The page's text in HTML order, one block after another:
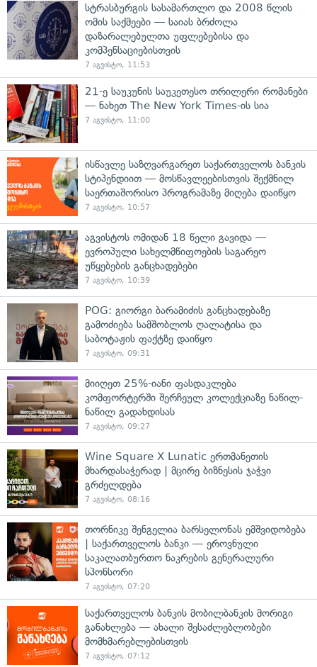
სტრასბურგის სასამართლო და 2008 წლის
ომის საქმეები — საიას ბრძოლა
დაზარალებულთა უფლებებისა და
კომპენსაციებისთვის
7 აგვისტო, 11:53
21-ე საუკუნის საუკეთესო თრილერი რომანები
— ნახეთ The New York Times-ის სია
7 აგვისტო, 11:00
ისწავლე საზღვარგარეთ საქართველოს ბანკის
სტიპენდიით — მოსწავლეებისთვის შექმნილ
საერთაშორისო პროგრამაზე მიღება დაიწყო
7 აგვისტო, 10:57
აგვისტოს ომიდან 18 წელი გავიდა —
ევროპული სახელმწიფოების საგარეო
უწყებების განცხადებები
7 აგვისტო, 10:39
POG: გიორგი ბარამიძის განცხადებაზე
გამოძიება სამშობლოს ღალატისა და
საბოტაჟის ფაქტზე დაიწყო
7 აგვისტო, 09:31
მიიღეთ 25%-იანი ფასდაკლება
კომფორტერში შერჩეულ კოლექციაზე ნაწილ-
ნაწილ გადახდისას
7 აგვისტო, 09:27
Wine Square X Lunatic ერთმანეთის
მხარდასაჭერად | მცირე ბიზნესის ჯაჭვი
გრძელდება
7 აგვისტო, 08:16
თორნიკე შენგელია ბარსელონას ემშვიდობება
| საქართველოს ბანკი — ეროვნული
საკალათბურთო ნაკრების გენერალური
სპონსორი
7 აგვისტო, 07:20
საქართველოს ბანკის მობილბანკის მორიგი
განახლება — ახალი შესაძლებლობები
მომხმარებლებისთვის
7 აგვისტო, 07:12